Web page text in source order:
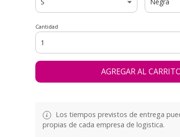
Cantidad
AGREGAR AL
Los tiempos previstos de entrega
propias de cada empresa de logistica.